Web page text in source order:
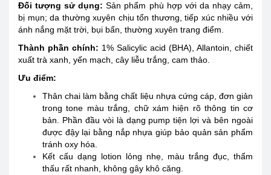
Đối tượng sử dụng: Sản phẩm phù hợp với da nhạy cảm,
bị mụn; da thường xuyên chịu tổn thương, tiếp xúc nhiều với
ánh nắng mặt trời, bụi bẩn, thường xuyên trang điểm.
Thành phần chính: 1% Salicylic acid (BHA), Allantoin, chiết
xuất trà xanh, yến mạch, cây liễu trắng, cam thảo.
Ưu điểm:
Thân chai làm bằng chất liệu nhựa cứng cáp, đơn giản
trong tone màu trắng, chữ xám hiện rõ thông tin cơ
bản. Phần đầu vòi là dạng pump tiện lợi và bên ngoài
được đậy lại bằng nắp nhựa giúp bảo quản sản phẩm
tránh oxy hóa.
Kết cấu dạng lotion lỏng nhẹ, màu trắng đục, thẩm
thấu rất nhanh, không gây khô căng.